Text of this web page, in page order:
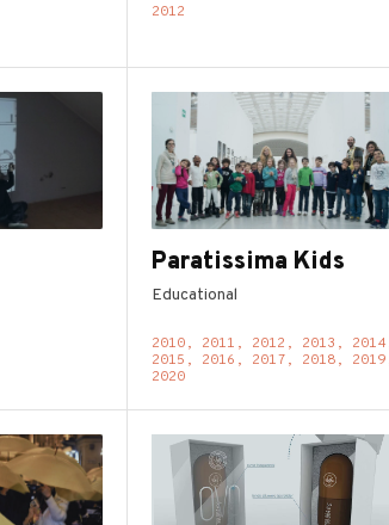
2012
Paratissima Kids
Educational
2010, 2011, 2012, 2013,
2015, 2016, 2017, 2018,
2020